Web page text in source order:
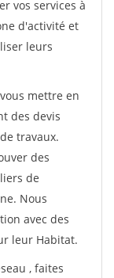
vos services à
d'activité et
leurs
mettre en
des devis
travaux.
des
de
Nous
avec des
leur Habitat.
, faites